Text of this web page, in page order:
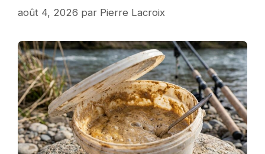
août 4, 2026 par Pierre Lacroix